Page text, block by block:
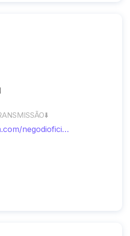
negodioficia